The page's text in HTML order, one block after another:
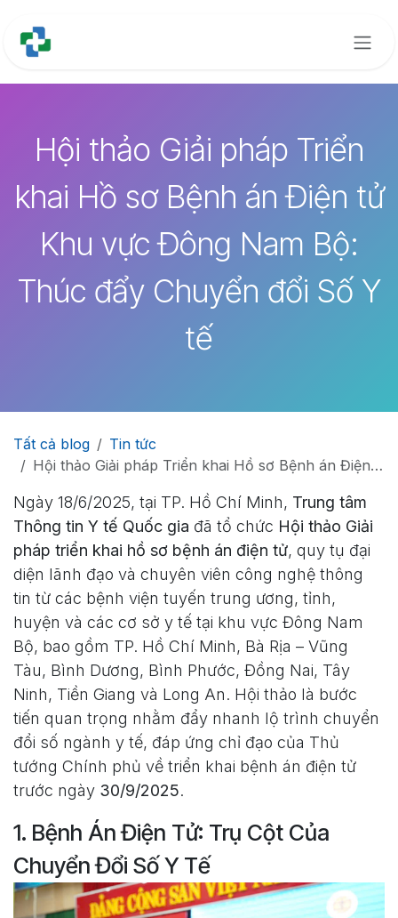
Hội thảo Giải pháp Triển
khai Hồ sơ Bệnh án Điện tử
Khu vực Đông Nam Bộ:
Thúc đẩy Chuyển đổi Số Y
tế
Tất cả blog
Tin tức
Hội thảo Giải pháp Triển khai Hồ sơ Bệnh án Điện tử Khu vực Đông Nam Bộ: Thúc đẩy Chuyển đổi Số Y tế
Ngày 18/6/2025, tại TP. Hồ Chí Minh, Trung tâm
Thông tin Y tế Quốc gia đã tổ chức Hội thảo Giải
pháp triển khai hồ sơ bệnh án điện tử, quy tụ đại
diện lãnh đạo và chuyên viên công nghệ thông
tin từ các bệnh viện tuyến trung ương, tỉnh,
huyện và các cơ sở y tế tại khu vực Đông Nam
Bộ, bao gồm TP. Hồ Chí Minh, Bà Rịa – Vũng
Tàu, Bình Dương, Bình Phước, Đồng Nai, Tây
Ninh, Tiền Giang và Long An. Hội thảo là bước
tiến quan trọng nhằm đẩy nhanh lộ trình chuyển
đổi số ngành y tế, đáp ứng chỉ đạo của Thủ
tướng Chính phủ về triển khai bệnh án điện tử
trước ngày 30/9/2025.
1. Bệnh Án Điện Tử: Trụ Cột Của
Chuyển Đổi Số Y Tế